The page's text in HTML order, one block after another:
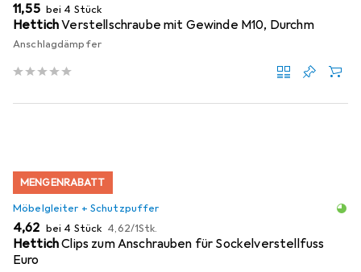
EUR
11,55 bei 4 Stück
HettichVerstellschraube mit Gewinde M10, Durchm
Anschlagdämpfer
MENGENRABATT
Möbelgleiter + Schutzpuffer
EUR
4,62 bei 4 Stück EUR
4,62/1Stk.
HettichClips zum Anschrauben für Sockelverstellfuss
Euro